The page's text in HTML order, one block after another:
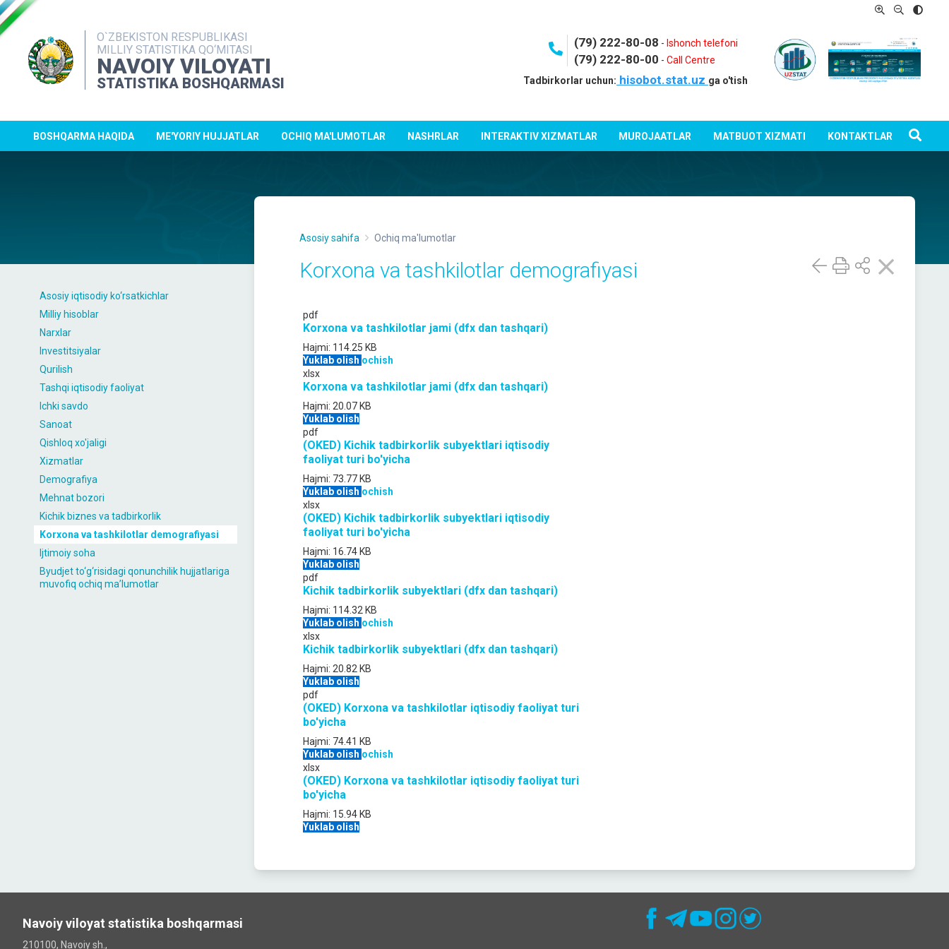
O`ZBEKISTON RESPUBLIKASI
MILLIY STATISTIKA QO‘MITASI
NAVOIY VILOYATI
STATISTIKA BOSHQARMASI
(79) 222-80-08 - Ishonch telefoni
(79) 222-80-00 -Call Centre
Tadbirkorlar uchun: hisobot.stat.uz ga o'tish
BOSHQARMA HAQIDA ME'YORIY HUJJATLAR OCHIQ MA'LUMOTLAR NASHRLAR INTERAKTIV XIZMATLAR MUROJAATLAR MATBUOT XIZMATI KONTAKTLAR
Asosiy iqtisodiy ko‘rsatkichlar
Milliy hisoblar
Narxlar
Investitsiyalar
Qurilish
Tashqi iqtisodiy faoliyat
Ichki savdo
Sanoat
Qishloq xo'jaligi
Xizmatlar
Demografiya
Mehnat bozori
Kichik biznes va tadbirkorlik
Korxona va tashkilotlar demografiyasi
Ijtimoiy soha
Byudjet to‘g‘risidagi qonunchilik hujjatlariga
muvofiq ochiq maʼlumotlar
Asosiy sahifa Ochiq ma'lumotlar
Korxona va tashkilotlar demografiyasi
pdf
Korxona va tashkilotlar jami (dfx dan tashqari)
Hajmi: 114.25 KB
Yuklab olish ochish
xlsx
Korxona va tashkilotlar jami (dfx dan tashqari)
Hajmi: 20.07 KB
Yuklab olish
pdf
(OKED) Kichik tadbirkorlik subyektlari iqtisodiy
faoliyat turi bo'yicha
Hajmi: 73.77 KB
Yuklab olish ochish
xlsx
(OKED) Kichik tadbirkorlik subyektlari iqtisodiy
faoliyat turi bo'yicha
Hajmi: 16.74 KB
Yuklab olish
pdf
Kichik tadbirkorlik subyektlari (dfx dan tashqari)
Hajmi: 114.32 KB
Yuklab olish ochish
xlsx
Kichik tadbirkorlik subyektlari (dfx dan tashqari)
Hajmi: 20.82 KB
Yuklab olish
pdf
(OKED) Korxona va tashkilotlar iqtisodiy faoliyat turi
bo'yicha
Hajmi: 74.41 KB
Yuklab olish ochish
xlsx
(OKED) Korxona va tashkilotlar iqtisodiy faoliyat turi
bo'yicha
Hajmi: 15.94 KB
Yuklab olish
Navoiy viloyat statistika boshqarmasi
210100, Navoiy sh.,